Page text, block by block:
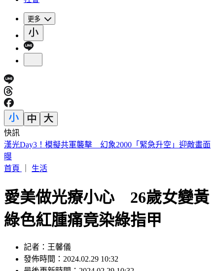
更多
快訊
快訊／議員范織欽涉貪遭聲押 法院裁定120萬交保限制住居
首頁
愛美做光療小心 26歲女變黃
綠色紅腫痛竟染綠指甲
發佈時間：2024.02.29 10:32
最後更新時間：2024.02.29 10:32